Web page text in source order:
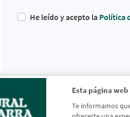
Esta página
Te informamos
He leído y acepto la Política